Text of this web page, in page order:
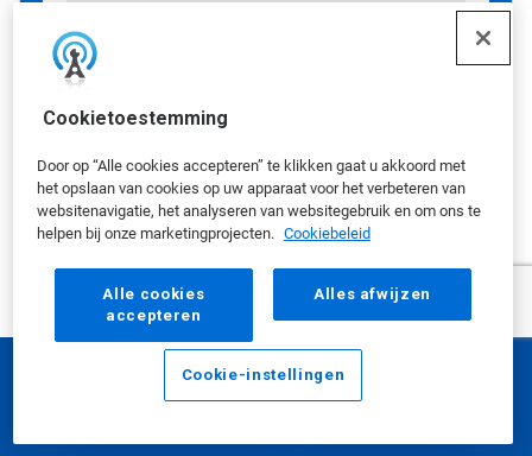
Cookietoestemming
Door op “Alle cookies accepteren” te klikken gaat u akkoord met
het opslaan van cookies op uw apparaat voor het verbeteren van
websitenavigatie, het analyseren van websitegebruik en om ons te
helpen bij onze marketingprojecten. Cookiebeleid
Alle cookies
accepteren
Alles afwijzen
Cookie-instellingen
Gaat u ermee akkoord om promoties,
updates en andere informatie van
Ecolab te ontvangen?
mailberichten van Ecolab
Door 'Ja' aan te vinken, stemt u ermee in dat
Ecolab u via e-mail kan contacteren met
promoties, updates en andere informatie. Als u
uw klantrelatie wilt voortzetten zonder
marketingcommunicatie te ontvangen, kunt u
uw gegevens doorgeven zonder dit vakje aan te
E-mailadres